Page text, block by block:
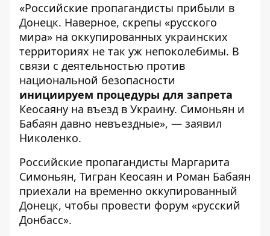
«Российские пропагандисты прибыли в
Донецк. Наверное, скрепы «русского
мира» на оккупированных украинских
территориях не так уж непоколебимы. В
связи с деятельностью против
национальной безопасности
инициируем процедуры для запрета
Кеосаяну на въезд в Украину. Симоньян и
Бабаян давно невъездные», — заявил
Николенко.
Российские пропагандисты Маргарита
Симоньян, Тигран Кеосаян и Роман Бабаян
приехали на временно оккупированный
Донецк, чтобы провести форум «русский
Донбасс».